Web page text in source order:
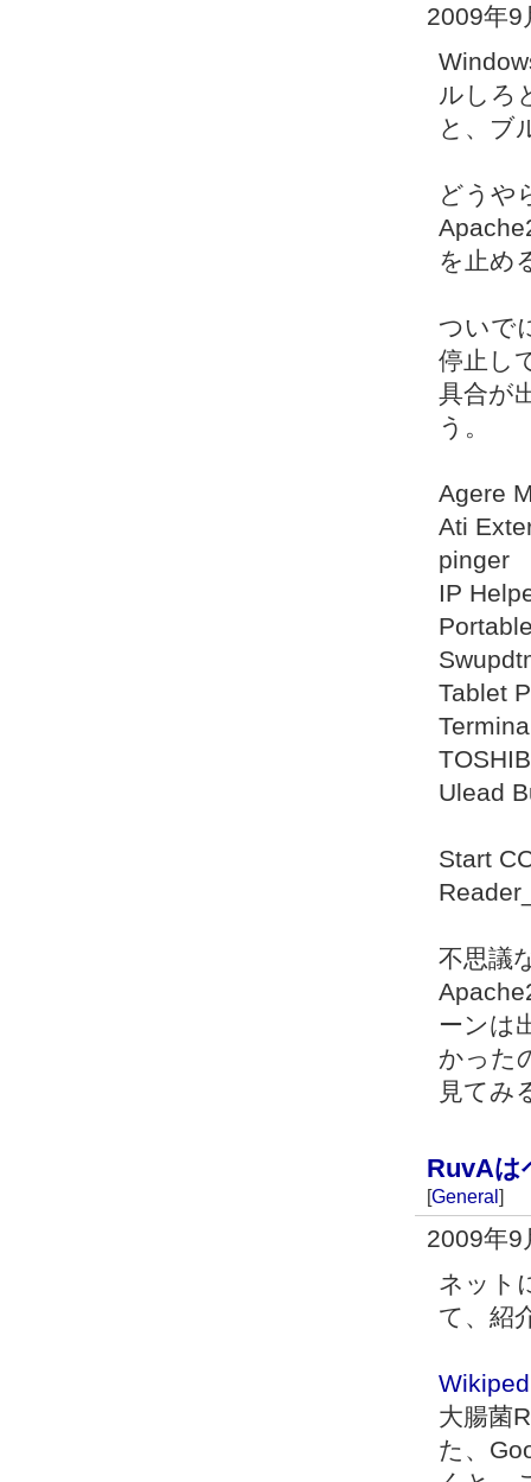
2009年9
ルしろ
と、ブ
どうや
を止め
ついで
停止し
具合が
う。
Agere
Ati
pinger
IP
Tablet
Ulead
Start
不思議
ーンは
かった
見てみ
RuvAは
[General]
2009年9
ネット
て、紹
大腸菌
た、